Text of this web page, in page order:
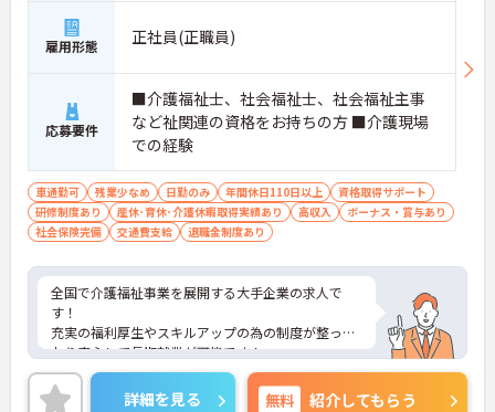
雇用形態 正社員(正職員)
応募要件
■介護福祉士、社会福祉士、社会福祉主事
など祉関連の資格をお持ちの方 ■介護現場
での経験
車通勤可 残業少なめ 日勤のみ 年間休日110日以上
資格取得サポート
研修制度あり
産休･育休･介護休暇取得実績あり 高収入
ボーナス・賞与あり
社会保険完備
交通費支給 退職金制度あり
全国で介護福祉事業を展開する大手企業の求人で
す！
充実の福利厚生やスキルアップの為の制度が整って
おり安心して長期就業が可能です！
ご興味ある方には、面接のポイントなど、さらに詳
細をお話致しますのでお気軽にご相談ください。
詳細を見る 無料 紹介してもらう